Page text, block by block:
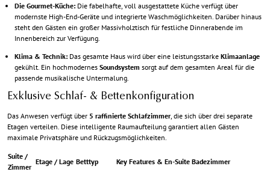
Die Gourmet-Küche: Die fabelhafte, voll ausgestattete Küche verfügt über
modernste High-End-Geräte und integrierte Waschmöglichkeiten. Darüber hinaus
steht den Gästen ein großer Massivholztisch für festliche Dinnerabende im
Innenbereich zur Verfügung.
Klima & Technik: Das gesamte Haus wird über eine leistungsstarke Klimaanlage
gekühlt. Ein hochmodernes Soundsystem sorgt auf dem gesamten Areal für die
passende musikalische Untermalung.
Exklusive Schlaf- & Bettenkonfiguration
Das Anwesen verfügt über 5 raffinierte Schlafzimmer, die sich über drei separate
Etagen verteilen. Diese intelligente Raumaufteilung garantiert allen Gästen
maximale Privatsphäre und Rückzugsmöglichkeiten.
Suite /
Zimmer
Etage / Lage Betttyp Key Features & En-Suite Badezimmer